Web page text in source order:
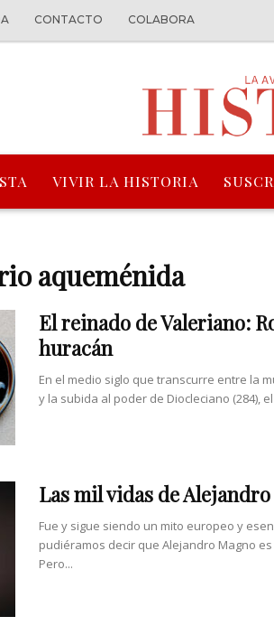
CONTACTO COLABORA
VIVIR LA HISTORIA
aqueménida
El reinado de Valeriano:
huracán
En el medio siglo que transcurre entre la
y la subida al poder de Diocleciano (284),
Las mil vidas de
Fue y sigue siendo un mito europeo y
pudiéramos decir que Alejandro Magno
Pero...